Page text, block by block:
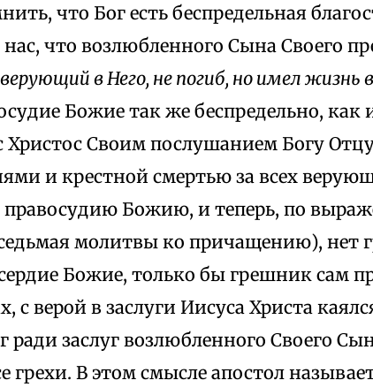
что Бог есть беспредельная
что возлюбленного Сына Своего
в Него, не погиб, но имел жизнь
Божие так же беспредельно, как
Христос Своим послушанием Богу
и крестной смертью за всех
правосудию Божию, и теперь, по
молитвы ко причащению), нет
Божие, только бы грешник сам
с верой в заслуги Иисуса Христа
заслуг возлюбленного Своего
грехи. В этом смысле апостол